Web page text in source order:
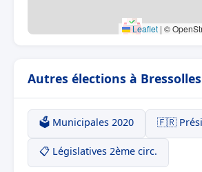
Leaflet | ©
Autres élections à Bressolles
🗳️ Municipales 2020 🇫🇷
📋 Législatives 2ème circ.